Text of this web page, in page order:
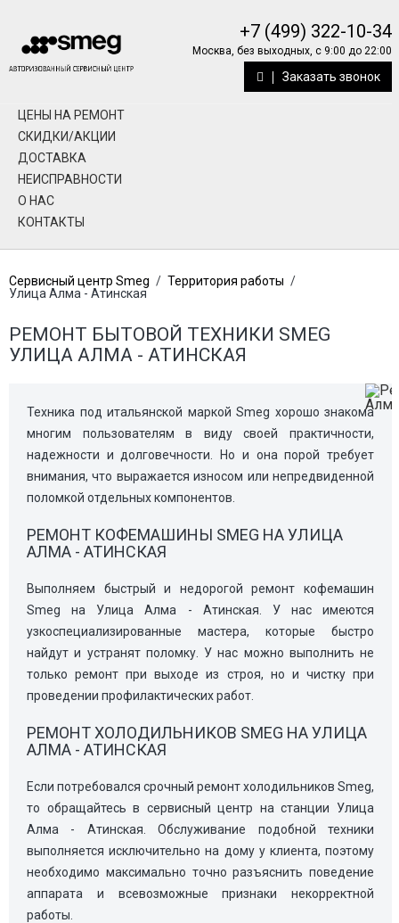
+7 (499) 322-10-34
Москва, без выходных, с 9:00 до 22:00
Заказать звонок
ЦЕНЫ НА РЕМОНТ
СКИДКИ/АКЦИИ
ДОСТАВКА
НЕИСПРАВНОСТИ
О НАС
КОНТАКТЫ
Сервисный центр Smeg / Территория работы /
Улица Алма - Атинская
РЕМОНТ БЫТОВОЙ ТЕХНИКИ SMEG
УЛИЦА АЛМА - АТИНСКАЯ
Техника под итальянской маркой Smeg хорошо знакома
многим пользователям в виду своей практичности,
надежности и долговечности. Но и она порой требует
внимания, что выражается износом или непредвиденной
поломкой отдельных компонентов.
РЕМОНТ КОФЕМАШИНЫ SMEG НА УЛИЦА
АЛМА - АТИНСКАЯ
Выполняем быстрый и недорогой ремонт кофемашин
Smeg на Улица Алма - Атинская. У нас имеются
узкоспециализированные мастера, которые быстро
найдут и устранят поломку. У нас можно выполнить не
только ремонт при выходе из строя, но и чистку при
проведении профилактических работ.
РЕМОНТ ХОЛОДИЛЬНИКОВ SMEG НА УЛИЦА
АЛМА - АТИНСКАЯ
Если потребовался срочный ремонт холодильников Smeg,
то обращайтесь в сервисный центр на станции Улица
Алма - Атинская. Обслуживание подобной техники
выполняется исключительно на дому у клиента, поэтому
необходимо максимально точно разъяснить поведение
аппарата и всевозможные признаки некорректной
работы.